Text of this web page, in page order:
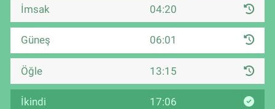
İmsak 04:20
Güneş 06:01
Öğle 13:15
İkindi 17:06